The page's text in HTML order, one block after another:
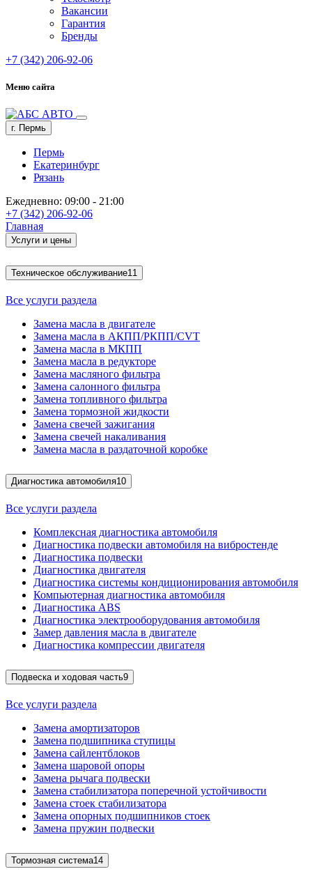
Вакансии
Гарантия
Бренды
+7 (342) 206-92-06
Меню сайта
г. Пермь
Пермь
Екатеринбург
Рязань
Ежедневно: 09:00 - 21:00
+7 (342) 206-92-06
Главная
Услуги и цены
Техническое обслуживание11
Все услуги раздела
Замена масла в двигателе
Замена масла в АКПП/РКПП/CVT
Замена масла в МКПП
Замена масла в редукторе
Замена масляного фильтра
Замена салонного фильтра
Замена топливного фильтра
Замена тормозной жидкости
Замена свечей зажигания
Замена свечей накаливания
Замена масла в раздаточной коробке
Диагностика автомобиля10
Все услуги раздела
Комплексная диагностика автомобиля
Диагностика подвески автомобиля на вибростенде
Диагностика подвески
Диагностика двигателя
Диагностика системы кондиционирования автомобиля
Компьютерная диагностика автомобиля
Диагностика ABS
Диагностика электрооборудования автомобиля
Замер давления масла в двигателе
Диагностика компрессии двигателя
Подвеска и ходовая часть9
Все услуги раздела
Замена амортизаторов
Замена подшипника ступицы
Замена сайлентблоков
Замена шаровой опоры
Замена рычага подвески
Замена стабилизатора поперечной устойчивости
Замена стоек стабилизатора
Замена опорных подшипников стоек
Замена пружин подвески
Тормозная система14